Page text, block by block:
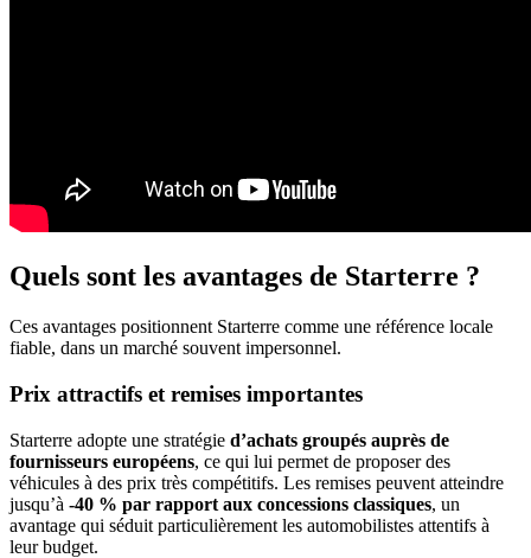
Quels sont les avantages de Starterre ?
Ces avantages positionnent Starterre comme une référence locale
fiable, dans un marché souvent impersonnel.
Prix attractifs et remises importantes
Starterre adopte une stratégie d’achats groupés auprès de
fournisseurs européens, ce qui lui permet de proposer des
véhicules à des prix très compétitifs. Les remises peuvent atteindre
jusqu’à -40 % par rapport aux concessions classiques, un
avantage qui séduit particulièrement les automobilistes attentifs à
leur budget.